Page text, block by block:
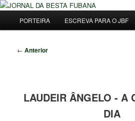
Pular
principal
JORNAL DA BESTA FUBANA
Uma Gazeta Escrota
principal
PORTEIRA ESCREVA PARA O JBF
Navegação
← Anterior
LAUDEIR ÂNGELO - A
DIA